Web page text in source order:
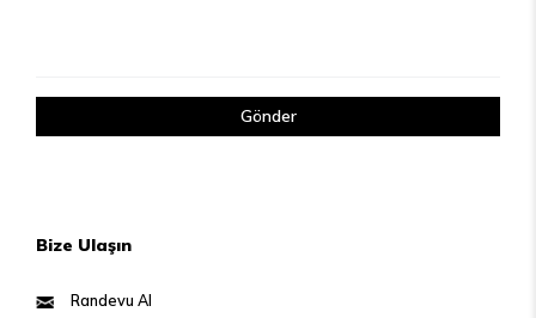
Gönder
Bize Ulaşın
Randevu Al